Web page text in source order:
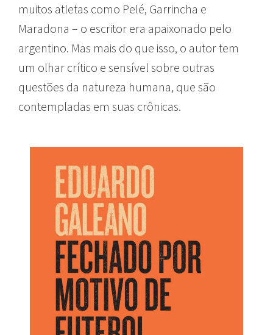
muitos atletas como Pelé, Garrincha e
Maradona – o escritor era apaixonado pelo
argentino. Mas mais do que isso, o autor tem
um olhar crítico e sensível sobre outras
questões da natureza humana, que são
contempladas em suas crônicas.